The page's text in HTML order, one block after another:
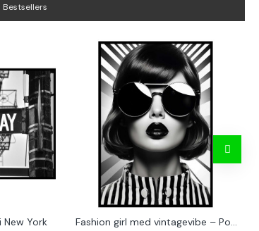
Bestsellers
York Fashion girl med vintagevibe – Poster för stilmedvetna hem